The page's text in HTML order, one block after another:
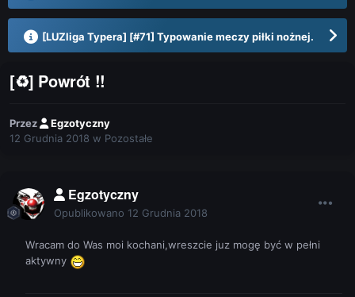
[LUZliga Typera] [#71] Typowanie meczy piłki nożnej.
[♻] Powrót !!
Przez
Egzotyczny
12 Grudnia 2018 w Pozostałe
Egzotyczny
Opublikowano 12 Grudnia 2018
Wracam do Was moi kochani,wreszcie juz mogę być w pełni
aktywny